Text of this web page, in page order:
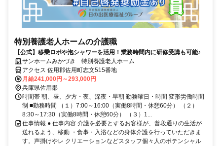
特別養護老人ホームの介護職
【公式】移乗ロボや泡シャワーを活用！業務時間内に研修受講も可能♪
サンホームみかづき 特別養護老人ホーム
アクセス 佐用郡佐用町志文515番地
月給241,000円～293,000円
兵庫県佐用郡
時間帯 朝、昼、夕方・夜、深夜・早朝 勤務曜日・時間 変形労働時間
制 ■勤務時間 （１）7:00～16:00（実働8時間・休憩60分） （２）
8:30～17:30（実働8時間・休憩60分） （３）1...
仕事情報 ● 仕事内容 介護を必要とするお客様が、普段通りの生活が
送れるよう、移動 ・食事・入浴などの身体介護を行っていただきま
す。声掛けやレ クリエーションなどスタッフ個々人のポテンシャル